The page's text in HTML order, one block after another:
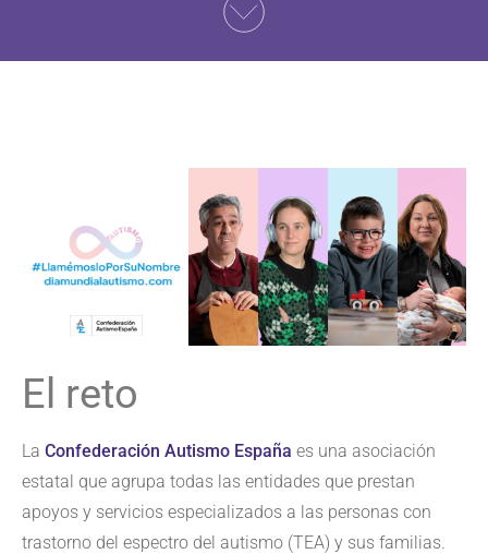
El reto
La Confederación Autismo España es una asociación
estatal que agrupa todas las entidades que prestan
apoyos y servicios especializados a las personas con
trastorno del espectro del autismo (TEA) y sus familias.